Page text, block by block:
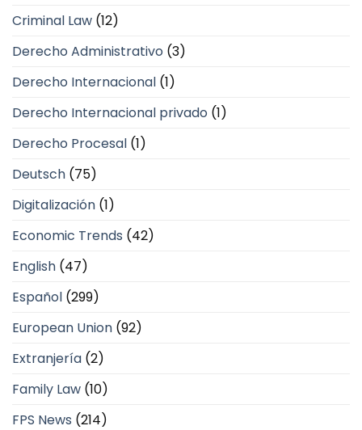
Criminal Law (12)
Derecho Administrativo (3)
Derecho Internacional (1)
Derecho Internacional privado (1)
Derecho Procesal (1)
Deutsch (75)
Digitalización (1)
Economic Trends (42)
English (47)
Español (299)
European Union (92)
Extranjería (2)
Family Law (10)
FPS News (214)